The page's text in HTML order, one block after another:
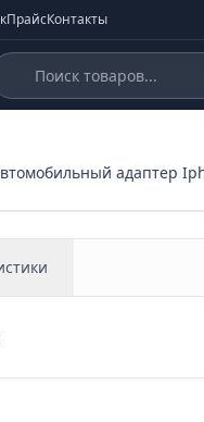
ПрайсКонтакты
адаптер